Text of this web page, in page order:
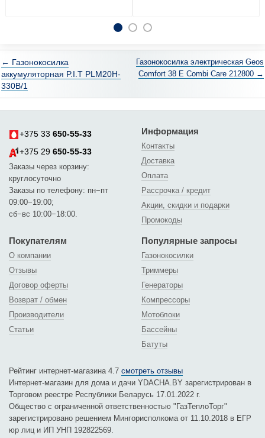
← Газонокосилка
аккумуляторная P.I.T PLM20H-
330B/1
Газонокосилка электрическая Geos
Comfort 38 E Combi Care 212800 →
+375 33 650-55-33
+375 29 650-55-33
Заказы через корзину:
круглосуточно
Заказы по телефону: пн−пт
09:00−19:00;
сб−вс 10:00−18:00.
Информация
Контакты
Доставка
Оплата
Рассрочка / кредит
Акции, скидки и подарки
Промокоды
Покупателям
О компании
Отзывы
Договор оферты
Возврат / обмен
Производители
Статьи
Популярные запросы
Газонокосилки
Триммеры
Генераторы
Компрессоры
Мотоблоки
Бассейны
Батуты
Рейтинг интернет-магазина 4.7 смотреть отзывы
Интернет-магазин для дома и дачи YDACHA.BY зарегистрирован в
Торговом реестре Республики Беларусь 17.01.2022 г.
Общество с ограниченной ответственностью "ГазТеплоТорг"
зарегистрировано решением Мингорисполкома от 11.10.2018 в ЕГР
юр лиц и ИП УНП 192822569.